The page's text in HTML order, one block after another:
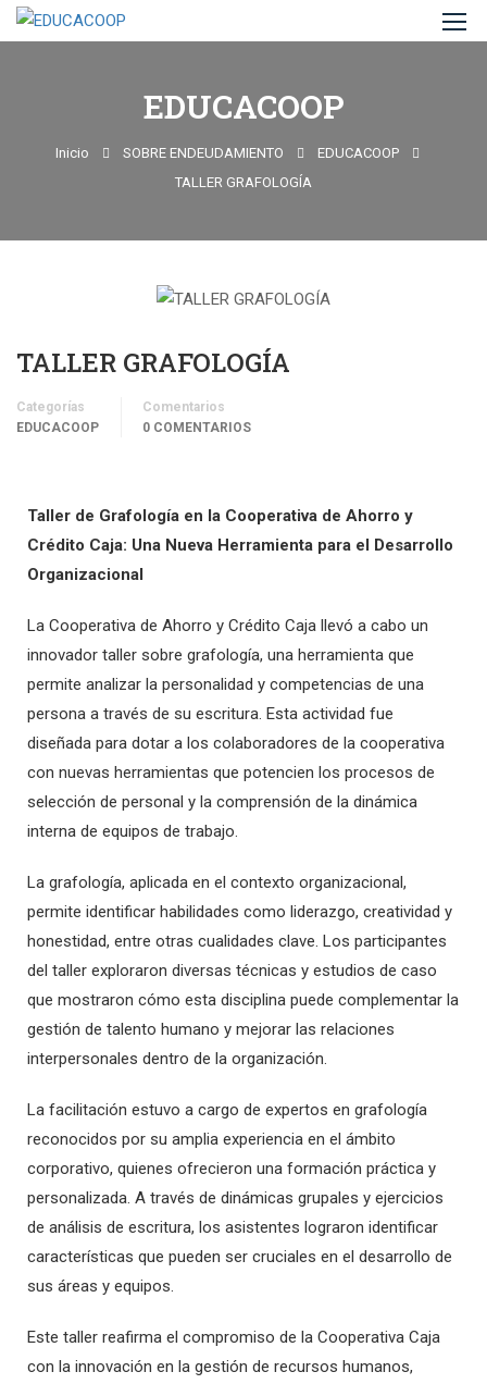
EDUCACOOP
Inicio SOBRE ENDEUDAMIENTO
EDUCACOOP
TALLER GRAFOLOGÍA
TALLER GRAFOLOGÍA
Categorías
EDUCACOOP
Comentarios
0 COMENTARIOS
Taller de Grafología en la Cooperativa de Ahorro y
Crédito Caja: Una Nueva Herramienta para el Desarrollo
Organizacional
La Cooperativa de Ahorro y Crédito Caja llevó a cabo un
innovador taller sobre grafología, una herramienta que
permite analizar la personalidad y competencias de una
persona a través de su escritura. Esta actividad fue
diseñada para dotar a los colaboradores de la cooperativa
con nuevas herramientas que potencien los procesos de
selección de personal y la comprensión de la dinámica
interna de equipos de trabajo.
La grafología, aplicada en el contexto organizacional,
permite identificar habilidades como liderazgo, creatividad y
honestidad, entre otras cualidades clave. Los participantes
del taller exploraron diversas técnicas y estudios de caso
que mostraron cómo esta disciplina puede complementar la
gestión de talento humano y mejorar las relaciones
interpersonales dentro de la organización.
La facilitación estuvo a cargo de expertos en grafología
reconocidos por su amplia experiencia en el ámbito
corporativo, quienes ofrecieron una formación práctica y
personalizada. A través de dinámicas grupales y ejercicios
de análisis de escritura, los asistentes lograron identificar
características que pueden ser cruciales en el desarrollo de
sus áreas y equipos.
Este taller reafirma el compromiso de la Cooperativa Caja
con la innovación en la gestión de recursos humanos,